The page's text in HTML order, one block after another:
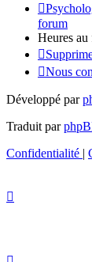
forum
Heures au
Nous
Développé par
Traduit par
Confidentialité |